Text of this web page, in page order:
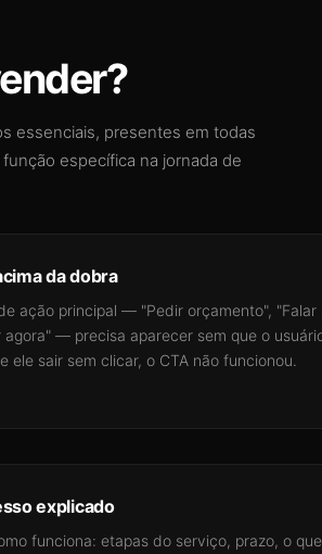
essenciais, presentes em todas
específica na jornada de
da dobra
ação principal — "Pedir orçamento", "Falar
agora" — precisa aparecer sem que o
ele sair sem clicar, o CTA não funcionou.
explicado
funciona: etapas do serviço, prazo, o